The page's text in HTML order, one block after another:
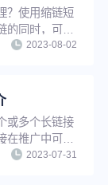
？使用缩链短
同时，可以
名称搜索，推
2023-08-02
或多个长链接
推广中可信
推广成本等问
2023-07-31